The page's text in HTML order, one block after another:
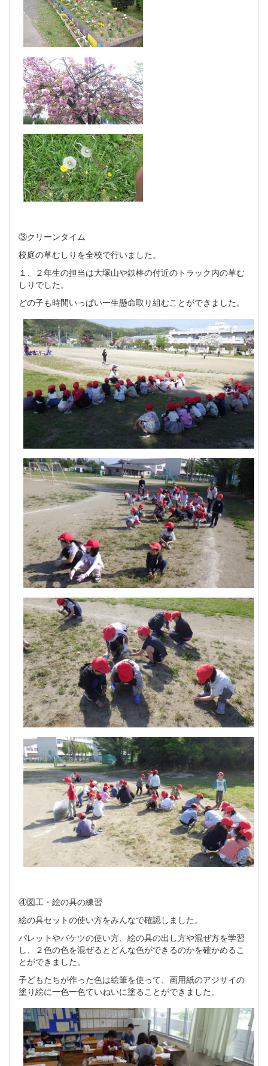
③クリーンタイム
校庭の草むしりを全校で行いました。
１、２年生の担当は大塚山や鉄棒の付近のトラック内の草む
しりでした。
どの子も時間いっぱい一生懸命取り組むことができました。
④図工・絵の具の練習
絵の具セットの使い方をみんなで確認しました。
パレットやバケツの使い方、絵の具の出し方や混ぜ方を学習
し、２色の色を混ぜるとどんな色ができるのかを確かめるこ
とができました。
子どもたちが作った色は絵筆を使って、画用紙のアジサイの
塗り絵に一色一色ていねいに塗ることができました。